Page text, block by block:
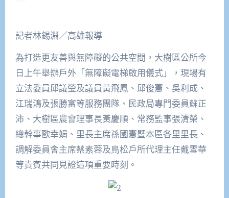
記者林錫淵／高雄報導
為打造更友善與無障礙的公共空間，大樹區公所今
日上午舉辦戶外「無障礙電梯啟用儀式」，現場有
立法委員邱議瑩及議員黃飛鳳、邱俊憲、吳利成、
江瑞鴻及張勝富等服務團隊、民政局專門委員蘇正
沛、大樹區農會理事長黃慶順、常務監事張清榮、
總幹事歐幸娟、里長主席孫國憲暨本區各里里長、
調解委員會主席蔡素蓉及鳥松戶所代理主任戴雪華
等貴賓共同見證這項重要時刻。